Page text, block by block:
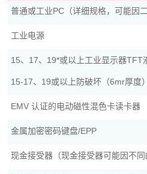
普通或工业PC（详细规格，可能因
工业电源
15、17、19*或以上工业显示器TFT
15-17、19或以上防破坏（6mr厚度）
EMV 认证的电动磁性混色卡读卡器
金属加密密码键盘/EPP
现金接受器（现金接受器可能因不同